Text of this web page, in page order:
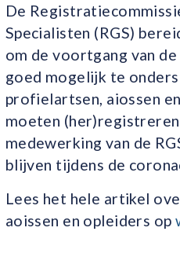
De
Specialisten (RGS)
om de voortgang van
goed mogelijk te
profielartsen, aiossen
moeten
medewerking van de
blijven tijdens de
Lees het hele artikel
aoissen en opleiders op